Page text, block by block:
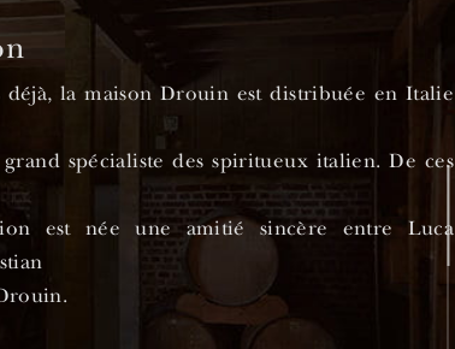
déjà, la maison Drouin est distribuée en Italie
spécialiste des spiritueux italien. De ces
est née une amitié sincère entre Luca